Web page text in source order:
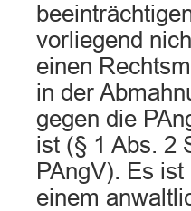
vorliegend
einen
in der
gegen die
ist (§ 1 Abs. 2
PAngV). Es
einem